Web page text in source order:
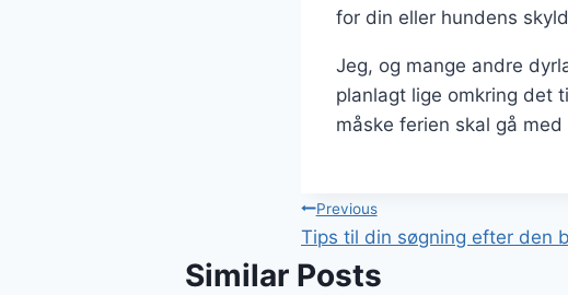
for din eller hundens
Jeg, og mange andre
planlagt lige omkring det
måske ferien skal gå
Post
navigation
Previous
Tips til din søgning efter den
Similar Posts